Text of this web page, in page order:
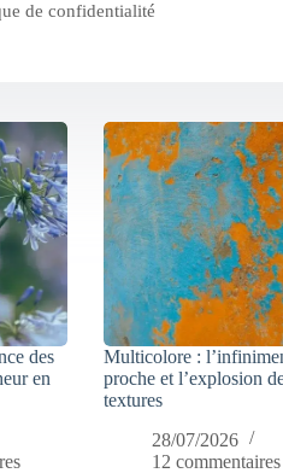
de confidentialité
des
en
Multicolore :
proche et l’explosion
textures
28/07/2026
12 commentaires